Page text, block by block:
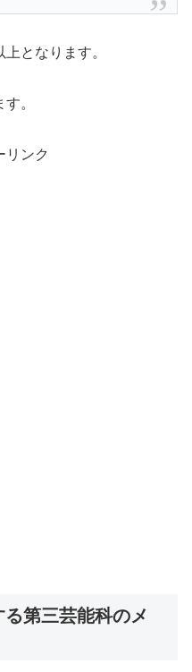
となります。
。
リンク
第三芸能科のメ